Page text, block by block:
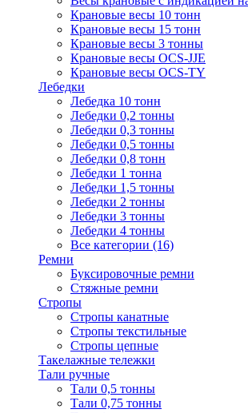
Крановые весы 10 тонн
Крановые весы 15 тонн
Крановые весы 3 тонны
Крановые весы OCS-JJE
Крановые весы OCS-TY
Лебедки
Лебедка 10 тонн
Лебедки 0,2 тонны
Лебедки 0,3 тонны
Лебедки 0,5 тонны
Лебедки 0,8 тонн
Лебедки 1 тонна
Лебедки 1,5 тонны
Лебедки 2 тонны
Лебедки 3 тонны
Лебедки 4 тонны
Все категории (16)
Ремни
Буксировочные ремни
Стяжные ремни
Стропы
Стропы канатные
Стропы текстильные
Стропы цепные
Такелажные тележки
Тали ручные
Тали 0,5 тонны
Тали 0,75 тонны